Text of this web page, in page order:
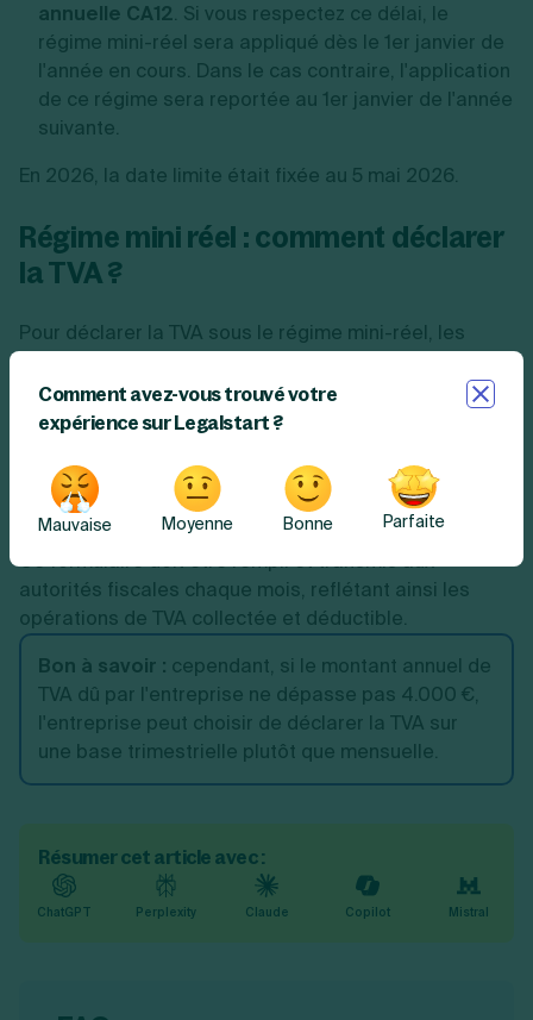
annuelle CA12. Si vous respectez ce délai, le
régime mini-réel sera appliqué dès le 1er janvier de
l'année en cours. Dans le cas contraire, l'application
de ce régime sera reportée au 1er janvier de l'année
suivante.
En 2026, la date limite était fixée au 5 mai 2026.
Régime mini réel : comment déclarer
la TVA ?
Pour déclarer la TVA sous le régime mini-réel, les
celle appliquée pour le régime réel normal de TVA.
mensuellement une déclaration de TVAen utilisant
formulaire CA3.
Ce formulaire doit être rempli et transmis aux
autorités fiscales chaque mois, reflétant ainsi les
opérations de TVA collectée et déductible.
Bon à savoir : cependant, si le montant annuel de
TVA dû par l'entreprise ne dépasse pas 4.000 €,
l'entreprise peut choisir de déclarer la TVA sur
une base trimestrielle plutôt que mensuelle.
Résumer cet article avec :
ChatGPT Perplexity Claude Copilot Mistral
Comment avez-vous trouvé votre
expérience sur Legalstart ?
Mauvaise Moyenne Bonne Parfaite